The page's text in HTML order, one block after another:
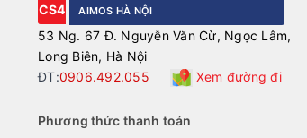
CS4 AIMOS HÀ NỘI
53 Ng. 67 Đ. Nguyễn Văn Cừ, Ngọc Lâm,
Long Biên, Hà Nội
ĐT:0906.492.055 Xem đường đi
Phương thức thanh toán